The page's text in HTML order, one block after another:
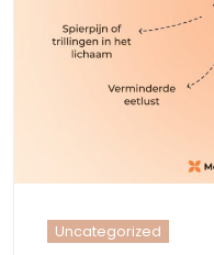
Uncategorized